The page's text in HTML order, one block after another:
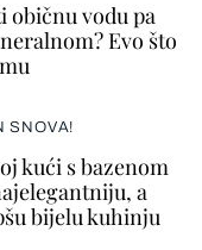
običnu vodu pa
Evo što
SNOVA!
kući s bazenom
a
bijelu kuhinju